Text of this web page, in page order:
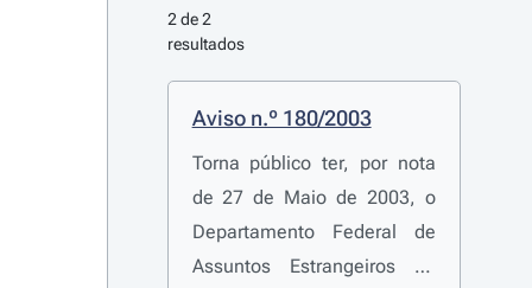
2 de 2
resultados
Aviso n.º 180/2003
Torna público ter, por nota
de 27 de Maio de 2003, o
Departamento Federal de
Assuntos Estrangeiros da